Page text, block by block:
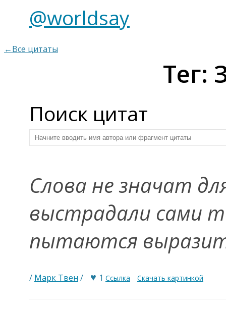
@worldsay
←Все цитаты
Тег:
Поиск цитат
Слова не значат
выстрадали сами
пытаются
/ Марк Твен / ♥ 1 Ссылка Скачать картинкой